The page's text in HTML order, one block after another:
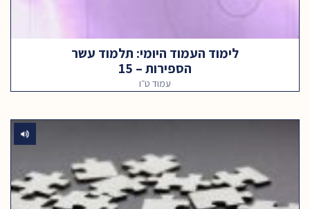
לימוד העמוד היומי: תלמוד עשר
הספירות – 15
עמוד ט״ו